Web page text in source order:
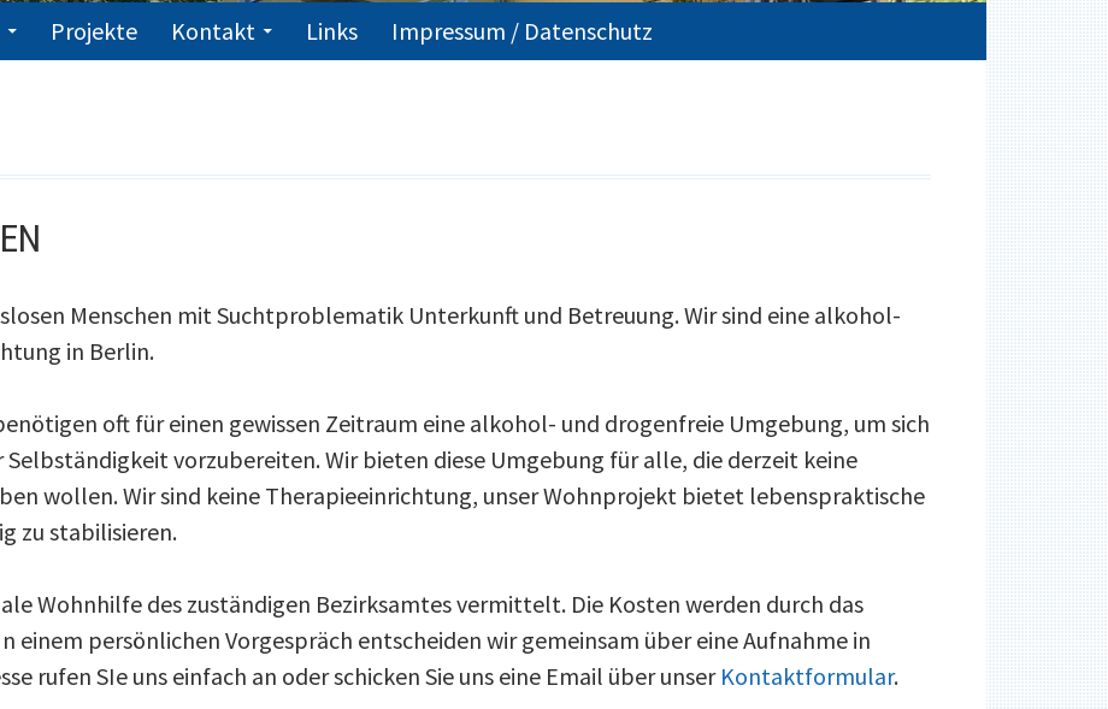
Projekte Kontakt Links Impressum / Datenschutz
Menschen mit Suchtproblematik Unterkunft und Betreuung. Wir sind eine alkohol-
in Berlin.
oft für einen gewissen Zeitraum eine alkohol- und drogenfreie Umgebung, um sich
Selbständigkeit vorzubereiten. Wir bieten diese Umgebung für alle, die derzeit keine
wollen. Wir sind keine Therapieeinrichtung, unser Wohnprojekt bietet lebenspraktische
zu stabilisieren.
Wohnhilfe des zuständigen Bezirksamtes vermittelt. Die Kosten werden durch das
einem persönlichen Vorgespräch entscheiden wir gemeinsam über eine Aufnahme in
rufen SIe uns einfach an oder schicken Sie uns eine Email über unser Kontaktformular.